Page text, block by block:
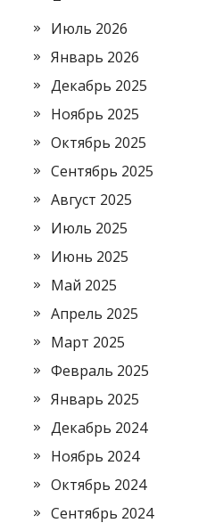
Июль 2026
Январь 2026
Декабрь 2025
Ноябрь 2025
Октябрь 2025
Сентябрь 2025
Август 2025
Июль 2025
Июнь 2025
Май 2025
Апрель 2025
Март 2025
Февраль 2025
Январь 2025
Декабрь 2024
Ноябрь 2024
Октябрь 2024
Сентябрь 2024